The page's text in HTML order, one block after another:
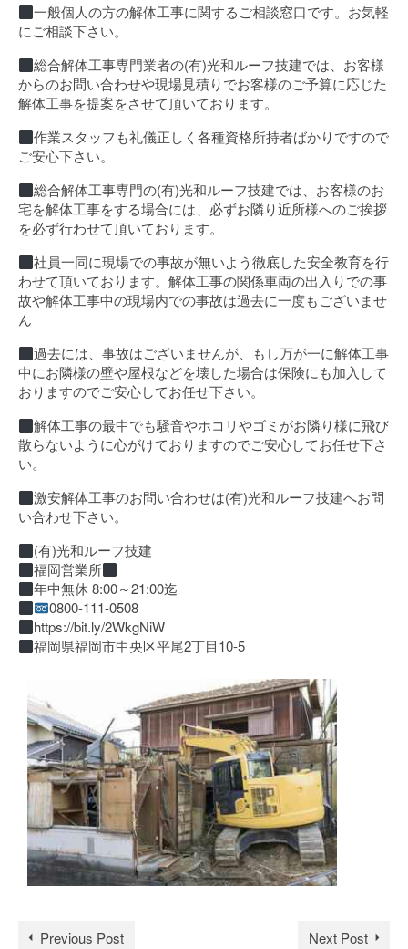
一般個人の方の解体工事に関するご相談窓口です。お気軽
にご相談下さい。
総合解体工事専門業者の(有)光和ルーフ技建では、お客様
からのお問い合わせや現場見積りでお客様のご予算に応じた
解体工事を提案をさせて頂いております。
作業スタッフも礼儀正しく各種資格所持者ばかりですので
ご安心下さい。
総合解体工事専門の(有)光和ルーフ技建では、お客様のお
宅を解体工事をする場合には、必ずお隣り近所様へのご挨拶
を必ず行わせて頂いております。
社員一同に現場での事故が無いよう徹底した安全教育を行
わせて頂いております。解体工事の関係車両の出入りでの事
故や解体工事中の現場内での事故は過去に一度もございませ
ん
過去には、事故はございませんが、もし万が一に解体工事
中にお隣様の壁や屋根などを壊した場合は保険にも加入して
おりますのでご安心してお任せ下さい。
解体工事の最中でも騒音やホコリやゴミがお隣り様に飛び
散らないように心がけておりますのでご安心してお任せ下さ
い。
激安解体工事のお問い合わせは(有)光和ルーフ技建へお問
い合わせ下さい。
(有)光和ルーフ技建
福岡営業所
年中無休 8:00～21:00迄
0800-111-0508
https://bit.ly/2WkgNiW
福岡県福岡市中央区平尾2丁目10-5
Previous Post Next Post